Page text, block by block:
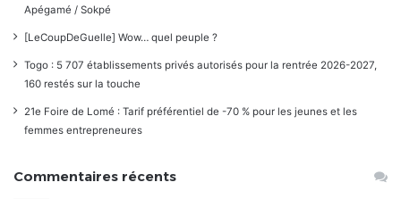
Apégamé / Sokpé
[LeCoupDeGuelle] Wow… quel peuple ?
Togo : 5 707 établissements privés autorisés pour la rentrée 2026-2027,
160 restés sur la touche
21e Foire de Lomé : Tarif préférentiel de -70 % pour les jeunes et les
femmes entrepreneures
Commentaires récents